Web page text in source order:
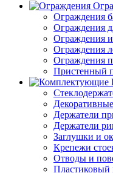
Ограждения
Ограждения
Ограждения
Ограждения
Ограждения
Пристенный
Держатели
Держатели
Заглушки и
Крепежи
Отводы и
Пластиковый